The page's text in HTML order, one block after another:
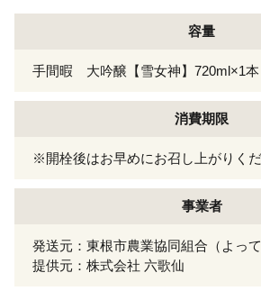
容量
手間暇 大吟醸【雪女神】720ml×1本
消費期限
※開栓後はお早めにお召し上がりくだ
事業者
発送元：東根市農業協同組合（よって
提供元：株式会社 六歌仙